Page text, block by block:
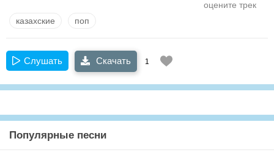
оцените трек
казахские поп
Слушать Скачать 1
Популярные песни